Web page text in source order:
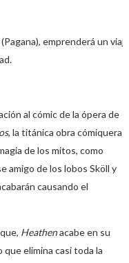
emprenderá un
al cómic de la ópera de
, la titánica obra cómiquera
de los mitos, como
amigo de los lobos Sköll y
causando el
Heathenacabe en su
elimina casi toda la